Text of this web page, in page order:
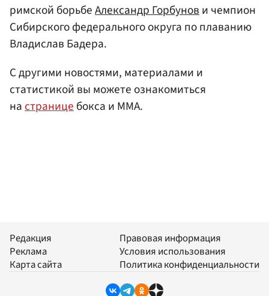
римской борьбеАлександр Горбунови чемпион
Сибирского федерального округа по плаванию
Владислав Бадера.
С другими новостями, материалами и
статистикой вы можете ознакомиться
на странице бокса и ММА.
Редакция
Реклама
Карта сайта
Правовая информация
Условия использования
Политика конфиденциальности